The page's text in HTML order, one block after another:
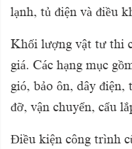
lạnh, tủ điện và điều
Khối lượng vật tư thi
giá. Các hạng mục
gió, bảo ôn, dây điện,
đỡ, vận chuyển, cẩu
Điều kiện công trình